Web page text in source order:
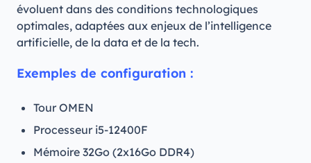
évoluent dans des conditions technologiques
optimales, adaptées aux enjeux de l’intelligence
artificielle, de la data et de la tech.
Exemples de configuration :
Tour OMEN
Processeur i5-12400F
Mémoire 32Go (2x16Go DDR4)